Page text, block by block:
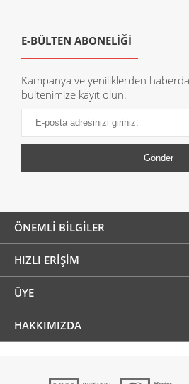
E-BÜLTEN ABONELİĞİ
Kampanya ve yeniliklerden
bültenimize kayıt olun.
ÖNEMLI BILGILER
HIZLI ERIŞIM
ÜYE
HAKKIMIZDA